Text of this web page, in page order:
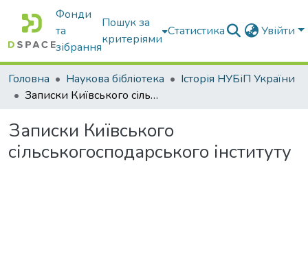
Фонди
та
зібрання
Пошук за
критеріями
Статистика Увійти
Головна Наукова бібліотека
Історія НУБіП України
Записки Київського сільськогосподарського інституту
Записки Київського
сільськогосподарського інституту